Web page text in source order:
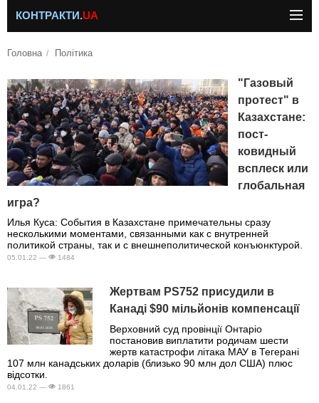
КОНТРАКТИ.UA
Головна Політика
"Газовый
протест" в
Казахстане:
пост-
ковидный
всплеск или
глобальная
игра?
Илья Куса: События в Казахстане примечательны сразу
несколькими моментами, связанными как с внутренней
политикой страны, так и с внешнеполитической конъюнктурой.
05.01.22 — 1484
Жертвам PS752 присудили в
Канаді $90 мільйонів компенсації
Верховний суд провінції Онтаріо
постановив виплатити родичам шести
жертв катастрофи літака МАУ в Тегерані
107 млн канадських доларів (близько 90 млн дол США) плюс
відсотки.
04.01.22 — 1861